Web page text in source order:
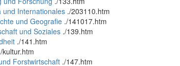
und Internationales ./203110.htm
und Geografie ./141017.htm
und Soziales ./139.htm
./141.htm
/kultur.htm
Forstwirtschaft ./147.htm